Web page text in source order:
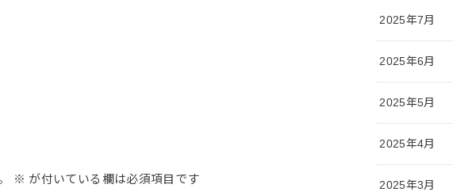
※ が付いている欄は必須項目です
2025年7月
2025年6月
2025年5月
2025年4月
2025年3月